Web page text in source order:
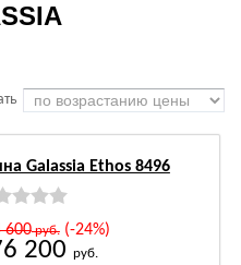
Galassia Ethos 8496
600руб.(-24%)
200 руб.